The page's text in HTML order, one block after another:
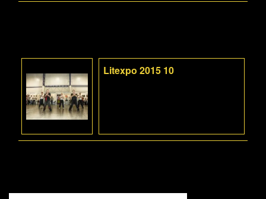
Litexpo 2015 10